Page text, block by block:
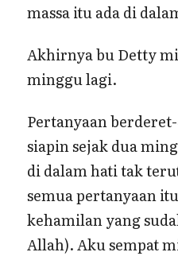
massa itu ada di
Akhirnya bu Detty
minggu lagi.
Pertanyaan
siapin sejak dua
di dalam hati tak
semua pertanyaan
kehamilan yang
Allah). Aku sempat